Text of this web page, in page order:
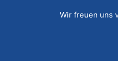
Wir freuen uns